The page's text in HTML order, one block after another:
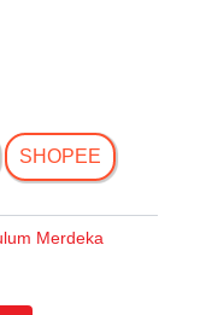
SHOPEE
Merdeka